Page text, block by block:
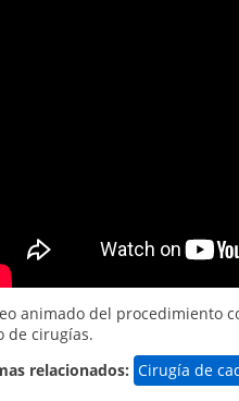
animado del procedimiento
de cirugías.
relacionados: Cirugía de